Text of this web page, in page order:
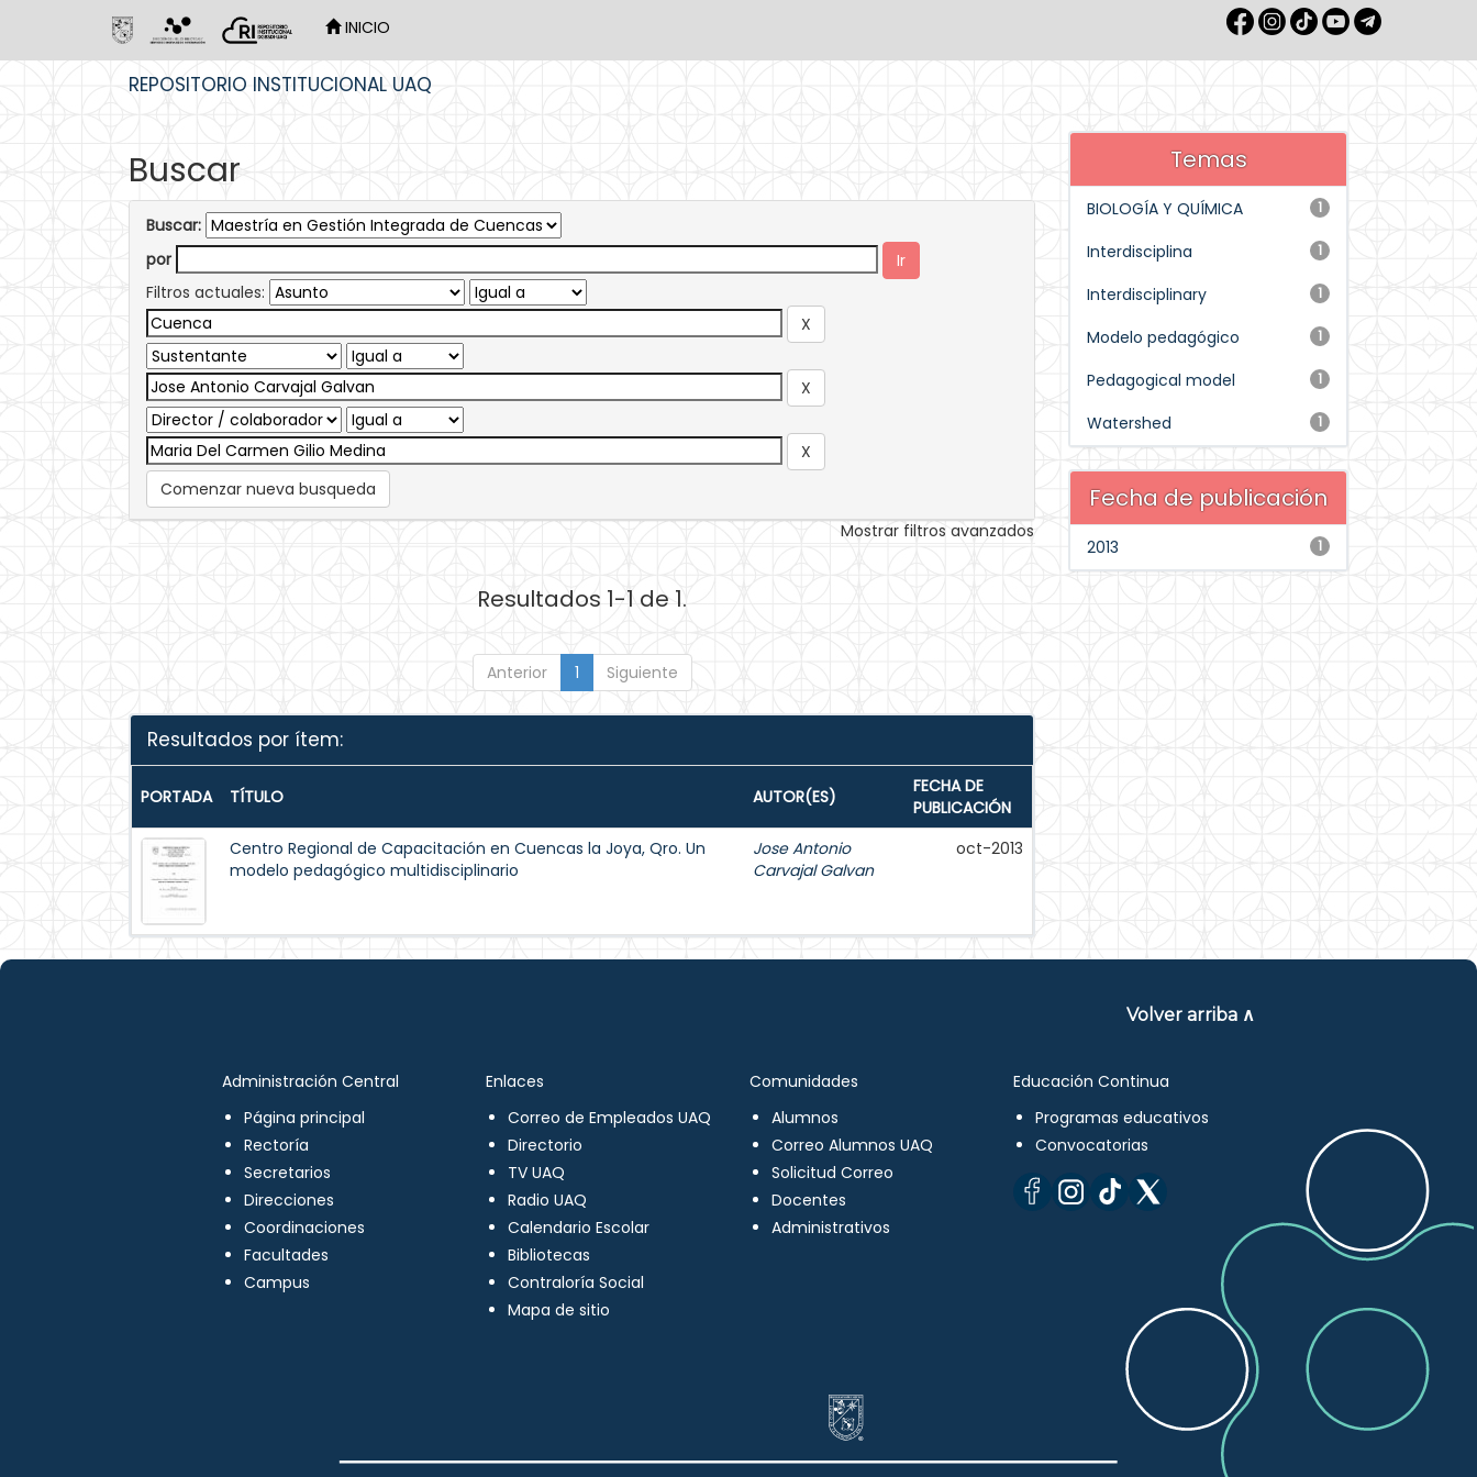
INICIO
REPOSITORIO INSTITUCIONAL UAQ
Buscar
Buscar:
por
Filtros actuales:
Comenzar nueva busqueda
Mostrar filtros avanzados
Resultados 1-1 de 1.
Anterior 1 Siguiente
Resultados por ítem:
PORTADA TÍTULO AUTOR(ES)
FECHA DE
PUBLICACIÓN
Centro Regional de Capacitación en Cuencas la Joya, Qro. Un
modelo pedagógico multidisciplinario
Jose Antonio
Carvajal Galvan
oct-2013
Temas
1
BIOLOGÍA Y QUÍMICA
1
Interdisciplina
1
Interdisciplinary
1
Modelo pedagógico
1
Pedagogical model
1
Watershed
Fecha de publicación
1
2013
Volver arriba ∧
Administración Central
Página principal
Rectoría
Secretarios
Direcciones
Coordinaciones
Facultades
Campus
Enlaces
Correo de Empleados UAQ
Directorio
TV UAQ
Radio UAQ
Calendario Escolar
Bibliotecas
Contraloría Social
Mapa de sitio
Comunidades
Alumnos
Correo Alumnos UAQ
Solicitud Correo
Docentes
Administrativos
Educación Continua
Programas educativos
Convocatorias